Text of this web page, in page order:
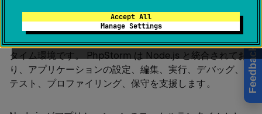
Accept All
Manage Settings
Feedback
は、サーバーやコマンドラインなど、ブ
ラウザーの外部で JavaScript を実行するための軽量ラン
タイム環境です。 PhpStorm は Node.js と統合されてお
り、アプリケーションの設定、編集、実行、デバッグ、
テスト、プロファイリング、保守を支援します。